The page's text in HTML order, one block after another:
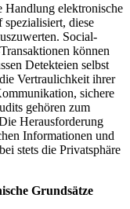
Handlung elektronische
diese
Social-
können
Detekteien selbst
Vertraulichkeit ihrer
sichere
gehören zum
Herausforderung
Informationen und
stets die Privatsphäre
Grundsätze